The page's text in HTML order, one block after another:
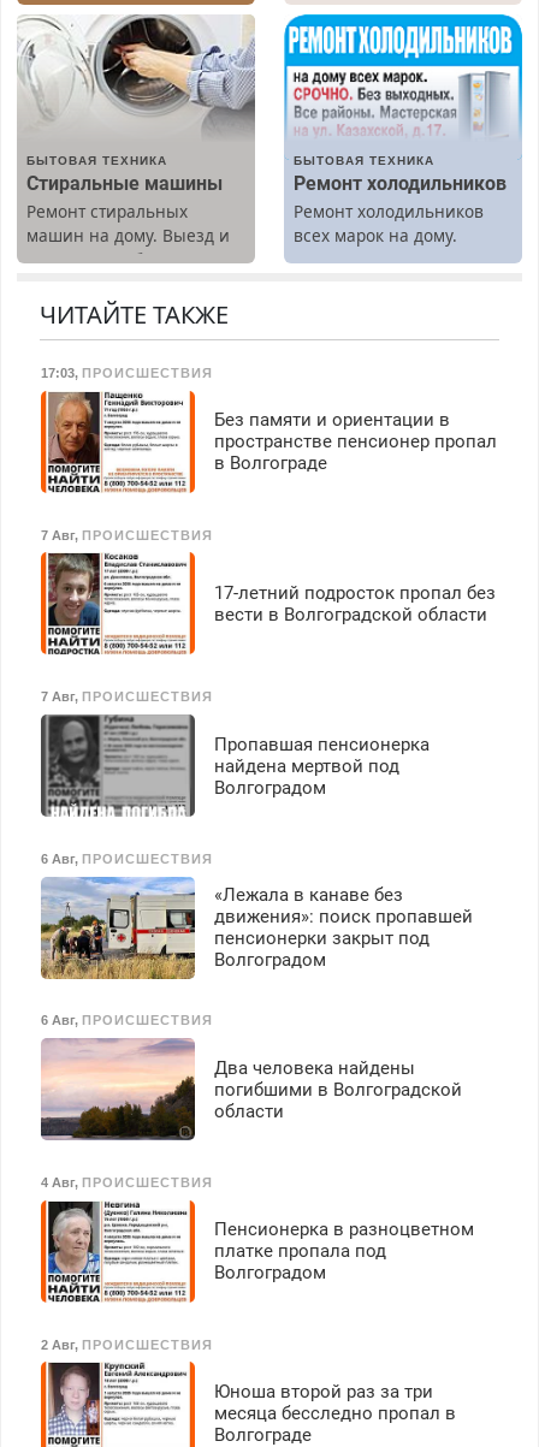
Недорого.
марок на дому, с
гарантией. Все р-ны.
Срочно. Без выходных.
Пенсионерам – скидки до
40%. Мастер со стажем.
БЫТОВАЯ ТЕХНИКА
Стиральные машины
Ремонт стиральных
машин на дому. Выезд и
диагностика бесплатно.
БЫТОВАЯ ТЕХНИКА
Ремонт холодильников
Ремонт холодильников
всех марок на дому.
ЧИТАЙТЕ ТАКЖЕ
17:03, ПРОИСШЕСТВИЯ
Без памяти и ориентации в
пространстве пенсионер пропал
в Волгограде
7 Авг, ПРОИСШЕСТВИЯ
17-летний подросток пропал без
вести в Волгоградской области
7 Авг, ПРОИСШЕСТВИЯ
Пропавшая пенсионерка
найдена мертвой под
Волгоградом
6 Авг, ПРОИСШЕСТВИЯ
«Лежала в канаве без
движения»: поиск пропавшей
пенсионерки закрыт под
Волгоградом
6 Авг, ПРОИСШЕСТВИЯ
Два человека найдены
погибшими в Волгоградской
области
4 Авг, ПРОИСШЕСТВИЯ
Пенсионерка в разноцветном
платке пропала под
Волгоградом
2 Авг, ПРОИСШЕСТВИЯ
Юноша второй раз за три
месяца бесследно пропал в
Волгограде